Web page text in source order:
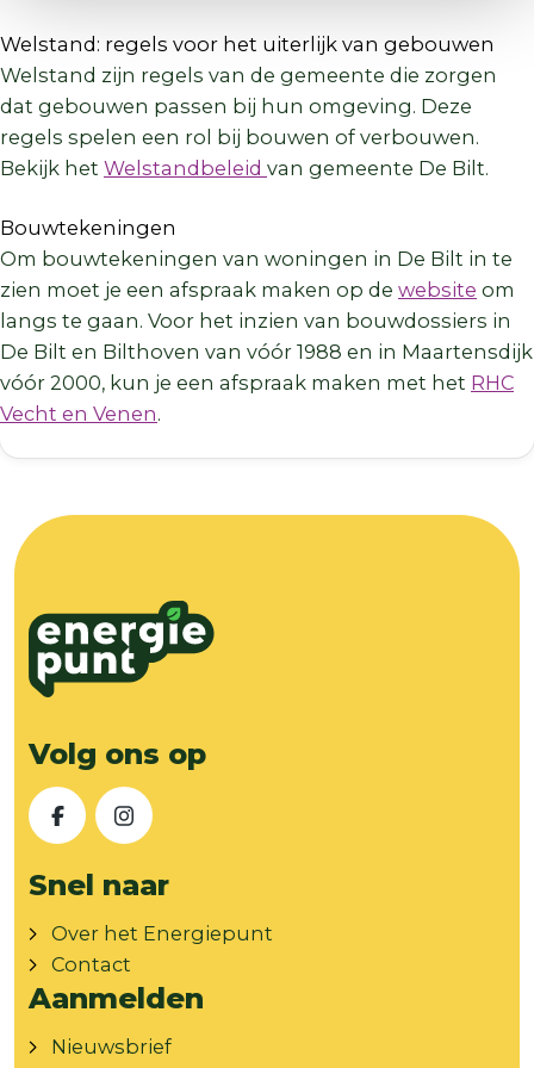
Welstand: regels voor het uiterlijk van gebouwen
Welstand zijn regels van de gemeente die zorgen
dat gebouwen passen bij hun omgeving. Deze
regels spelen een rol bij bouwen of verbouwen.
Bekijk het Welstandbeleid van gemeente De Bilt.
Bouwtekeningen
Om bouwtekeningen van woningen in De Bilt in te
zien moet je een afspraak maken op de website om
langs te gaan. Voor het inzien van bouwdossiers in
De Bilt en Bilthoven van vóór 1988 en in Maartensdijk
vóór 2000, kun je een afspraak maken met het RHC
Vecht en Venen.
Volg ons op
FacebookInstagram
Snel naar
Over het Energiepunt
Contact
Aanmelden
Nieuwsbrief